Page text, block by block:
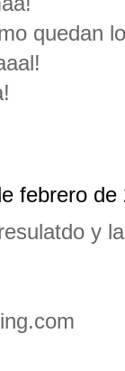
quedan
febrero
y